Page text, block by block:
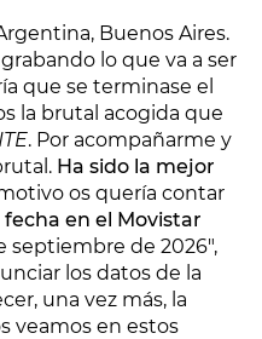
Buenos Aires.
lo que va a ser
que se terminase el
la brutal acogida que
. Por acompañarme y
Ha sido la mejor
os quería contar
en el Movistar
septiembre de 2026",
los datos de la
una vez más, la
veamos en estos